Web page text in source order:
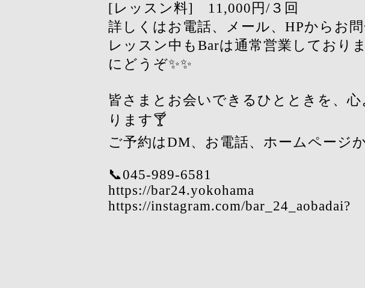
[レッスン料] 11,000円/３回
詳しくはお電話、メール、HPからお
レッスン中もBarは通常営業しており
にどうぞ✨✨
皆さまとお会いできるひとときを、
ります🍸
ご予約はDM、お電話、ホームページ
📞045-989-6581
https://bar24.yokohama
https://instagram.com/bar_24_aobadai?